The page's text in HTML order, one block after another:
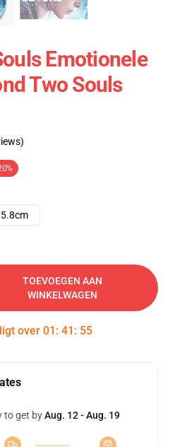
Emotionele
Two Souls
TOEVOEGEN AAN
WINKELWAGEN
over 01 : 41 : 54
to get byAug. 12 - Aug. 19